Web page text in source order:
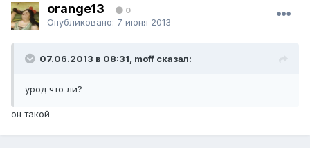
orange13 0
Опубликовано: 7 июня 2013
07.06.2013 в 08:31, moff сказал:
урод что ли?
он такой